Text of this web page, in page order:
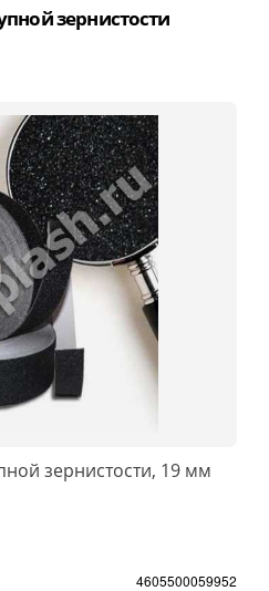
зернистости
зернистости, 19 мм
4605500059952